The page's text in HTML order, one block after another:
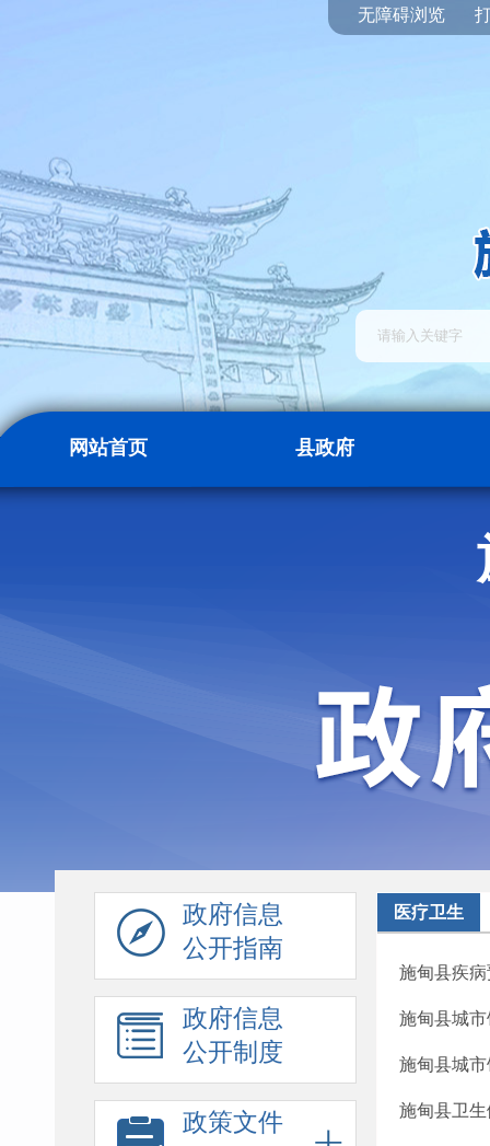
无障碍浏览
网站首页 县政府
政府信息
公开指南
政府信息
公开制度
政策文件
医疗卫生
施甸县疾
施甸县城
施甸县城
施甸县卫